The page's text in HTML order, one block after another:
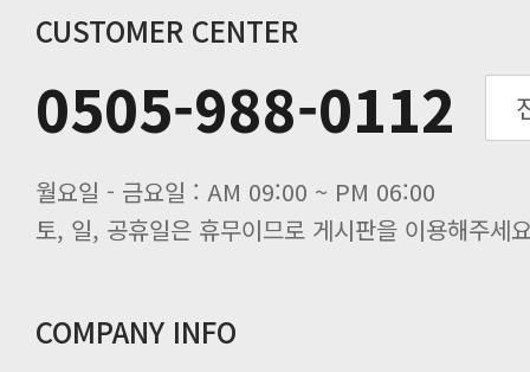
동해물과 백두산이 마르고 닳도록
동해물과 백두산이 마르고 닳도록
동해물과 백두산이 마르고 닳도록
동해물과 백두산이 마르고 닳도록
CUSTOMER CENTER
0505-988-0112
월요일 - 금요일 : AM 09:00 ~ PM 06:00
토, 일, 공휴일은 휴무이므로 게시판을 이용해주세
COMPANY INFO